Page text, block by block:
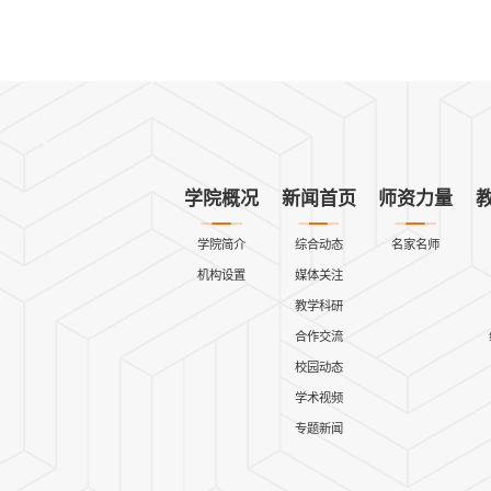
学院概况
学院简介
机构设置
新闻首页
综合动态
媒体关注
教学科研
合作交流
校园动态
学术视频
专题新闻
师资力量
名家名师